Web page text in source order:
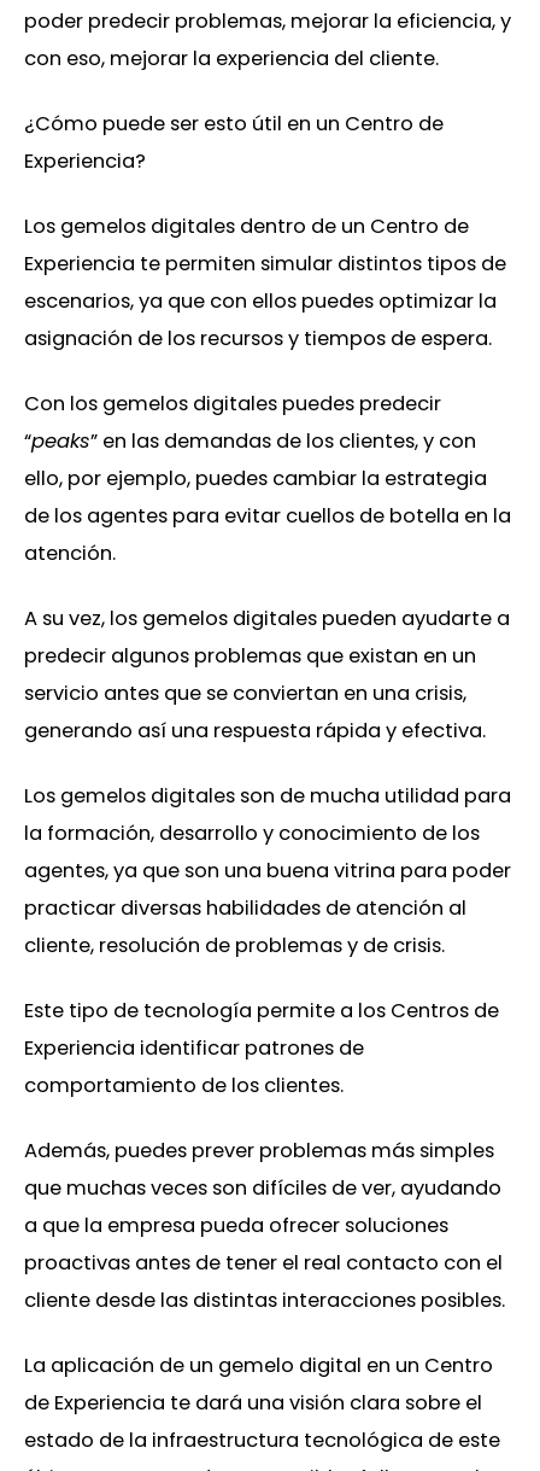
poder predecir problemas, mejorar la eficiencia, y
con eso, mejorar la experiencia del cliente.
¿Cómo puede ser esto útil en un Centro de
Experiencia?
Los gemelos digitales dentro de un Centro de
Experiencia te permiten simular distintos tipos de
escenarios, ya que con ellos puedes optimizar la
asignación de los recursos y tiempos de espera.
Con los gemelos digitales puedes predecir
“peaks” en las demandas de los clientes, y con
ello, por ejemplo, puedes cambiar la estrategia
de los agentes para evitar cuellos de botella en la
atención.
A su vez, los gemelos digitales pueden ayudarte a
predecir algunos problemas que existan en un
servicio antes que se conviertan en una crisis,
generando así una respuesta rápida y efectiva.
Los gemelos digitales son de mucha utilidad para
la formación, desarrollo y conocimiento de los
agentes, ya que son una buena vitrina para poder
practicar diversas habilidades de atención al
cliente, resolución de problemas y de crisis.
Este tipo de tecnología permite a los Centros de
Experiencia identificar patrones de
comportamiento de los clientes.
Además, puedes prever problemas más simples
que muchas veces son difíciles de ver, ayudando
a que la empresa pueda ofrecer soluciones
proactivas antes de tener el real contacto con el
cliente desde las distintas interacciones posibles.
La aplicación de un gemelo digital en un Centro
de Experiencia te dará una visión clara sobre el
estado de la infraestructura tecnológica de este